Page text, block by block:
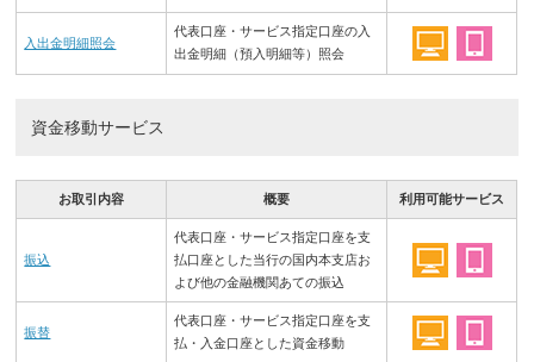
入出金明細照会
代表口座・サービス指定口座の入
出金明細（預入明細等）照会
資金移動サービス
お取引内容 概要 利用可能サービス
振込
代表口座・サービス指定口座を支
払口座とした当行の国内本支店お
よび他の金融機関あての振込
振替
代表口座・サービス指定口座を支
払・入金口座とした資金移動